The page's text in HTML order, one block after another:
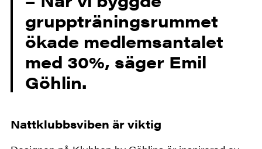
gruppträningsrummet
ökade medlemsantalet
med 30%, säger Emil
Göhlin.
Nattklubbsviben är viktig